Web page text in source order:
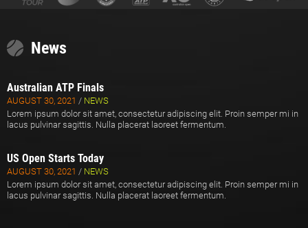
News
Australian ATP Finals
AUGUST 30, 2021 / NEWS
Lorem ipsum dolor sit amet, consectetur adipiscing elit. Proin semper mi in
lacus pulvinar sagittis. Nulla placerat laoreet fermentum.
US Open Starts Today
AUGUST 30, 2021 / NEWS
Lorem ipsum dolor sit amet, consectetur adipiscing elit. Proin semper mi in
lacus pulvinar sagittis. Nulla placerat laoreet fermentum.